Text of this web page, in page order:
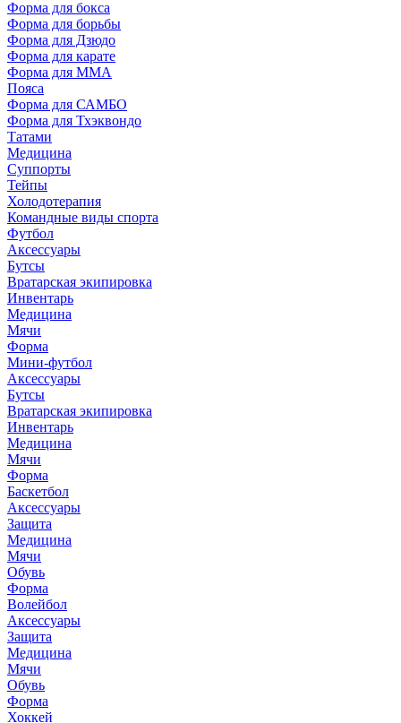
Форма для бокса
Форма для борьбы
Форма для Дзюдо
Форма для карате
Форма для MMA
Пояса
Форма для САМБО
Форма для Тхэквондо
Татами
Медицина
Суппорты
Тейпы
Холодотерапия
Командные виды спорта
Футбол
Аксессуары
Бутсы
Вратарская экипировка
Инвентарь
Медицина
Мячи
Форма
Мини-футбол
Аксессуары
Бутсы
Вратарская экипировка
Инвентарь
Медицина
Мячи
Форма
Баскетбол
Аксессуары
Защита
Медицина
Мячи
Обувь
Форма
Волейбол
Аксессуары
Защита
Медицина
Мячи
Обувь
Форма
Хоккей